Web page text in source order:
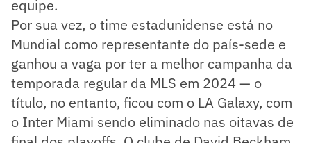
equipe.
Por sua vez, o time estadunidense está no
Mundial como representante do país-sede e
ganhou a vaga por ter a melhor campanha da
temporada regular da MLS em 2024 — o
título, no entanto, ficou com o LA Galaxy, com
o Inter Miami sendo eliminado nas oitavas de